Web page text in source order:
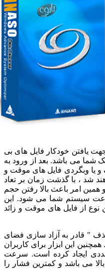
خودکار فایل های بی
باشد. بعد از ورود به
وبگردی فایل های موقت و
با گذشت زمان بر تعاد
امر باعث بالا رفتن حجم
شما می شود. این
از فایل های موقت و زائد
به آزاد سازی فضای
این ابزار برای کاربران
کرده است. سرعت
باشد و کمترین فشار را